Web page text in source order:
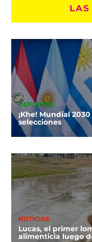
DEPORTES
¡Khe! Mundial
selecciones
NOTICIAS
Lucas, el primer
alimenticia luego